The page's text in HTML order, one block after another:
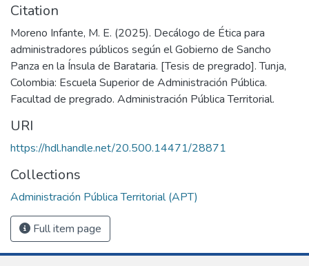
Citation
Moreno Infante, M. E. (2025). Decálogo de Ética para
administradores públicos según el Gobierno de Sancho
Panza en la Ínsula de Barataria. [Tesis de pregrado]. Tunja,
Colombia: Escuela Superior de Administración Pública.
Facultad de pregrado. Administración Pública Territorial.
URI
https://hdl.handle.net/20.500.14471/28871
Collections
Administración Pública Territorial (APT)
Full item page